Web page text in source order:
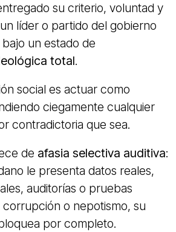
su criterio, voluntad y
líder o partido del gobierno
un estado de
total.
social es actuar como
ciegamente cualquier
contradictoria que sea.
de afasia selectiva auditiva:
le presenta datos reales,
auditorías o pruebas
o nepotismo, su
por completo.